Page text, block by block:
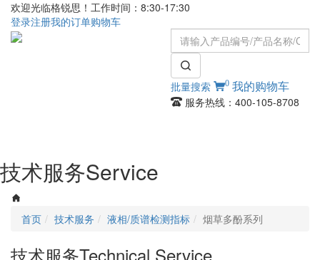
欢迎光临格锐思！工作时间：8:30-17:30
登录注册我的订单购物车
批量搜索 0 我的购物车
服务热线：400-105-8708
技术服务Service
首页 技术服务 液相/质谱检测指标 烟草多酚系列
技术服务Technical Service